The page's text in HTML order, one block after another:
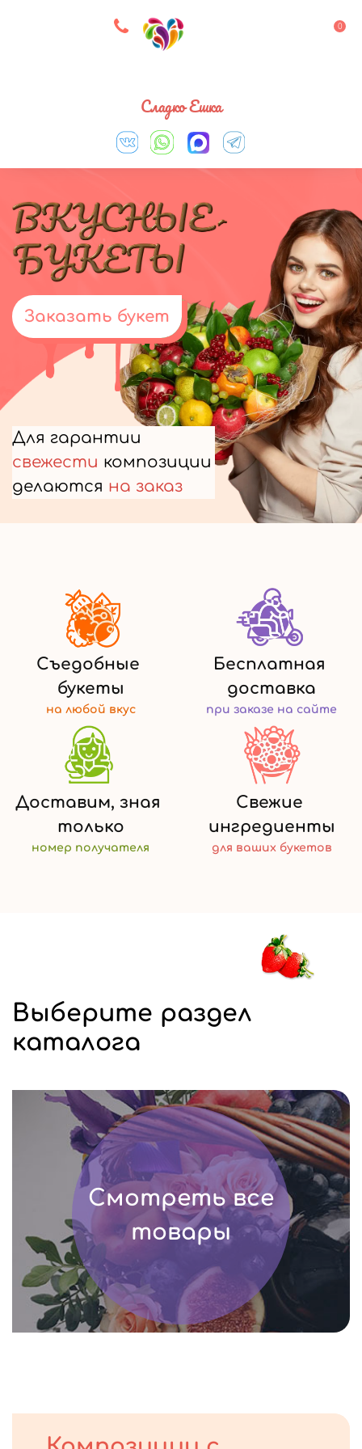
8 927 083 33 05 0
Сладко Ешка
Заказать букет
Для гарантии
свежести композиции
делаются на заказ
Съедобные
букеты
на любой вкус
Бесплатная
доставка
при заказе на сайте
Доставим, зная
только
номер получателя
Свежие
ингредиенты
для ваших букетов
Выберите раздел
каталога
Смотреть все
товары